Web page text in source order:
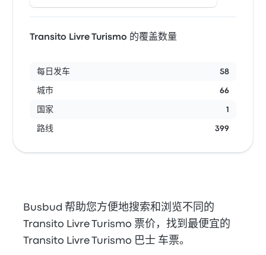
Transito Livre Turismo 的覆盖数量
每日发车 58
城市 66
国家 1
路线 399
Busbud 帮助您方便地搜索和浏览不同的
Transito Livre Turismo 票价，找到最便宜的
Transito Livre Turismo 巴士 车票。